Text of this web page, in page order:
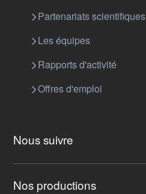
Partenariats scientifiques
Les équipes
Rapports d'activité
Offres d'emploi
Nous suivre
Nos productions